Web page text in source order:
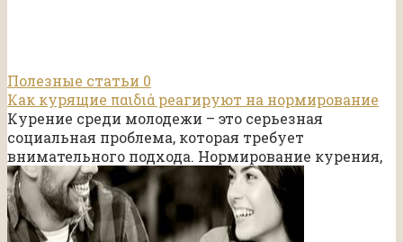
Полезные статьи 0
Как курящие παιδιά реагируют на нормирование
Курение среди молодежи – это серьезная
социальная проблема, которая требует
внимательного подхода. Нормирование курения,